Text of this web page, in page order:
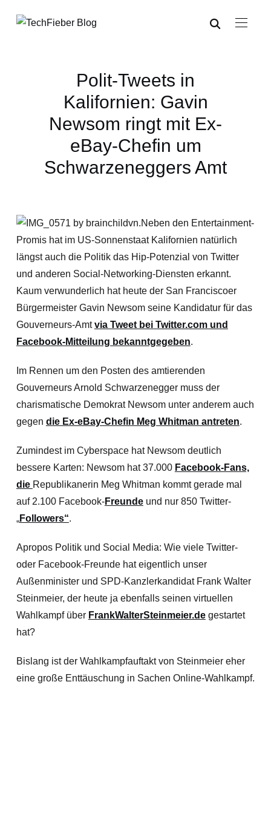
Polit-Tweets in
Kalifornien: Gavin
Newsom ringt mit Ex-
eBay-Chefin um
Schwarzeneggers Amt
Neben den Entertainment-
Promis hat im US-Sonnenstaat Kalifornien natürlich
längst auch die Politik das Hip-Potenzial von Twitter
und anderen Social-Networking-Diensten erkannt.
Kaum verwunderlich hat heute der San Franciscoer
Bürgermeister Gavin Newsom seine Kandidatur für das
Gouverneurs-Amtvia Tweet bei Twitter.com und
Facebook-Mitteilung bekanntgegeben.
Im Rennen um den Posten des amtierenden
Gouverneurs Arnold Schwarzenegger muss der
charismatische Demokrat Newsom unter anderem auch
gegen die Ex-eBay-Chefin Meg Whitman antreten.
Zumindest im Cyberspace hat Newsom deutlich
bessere Karten: Newsom hat 37.000 Facebook-Fans,
die Republikanerin Meg Whitman kommt gerade mal
auf 2.100 Facebook-Freundeund nur 850 Twitter-
„Followers“.
Apropos Politik und Social Media: Wie viele Twitter-
oder Facebook-Freunde hat eigentlich unser
Außenminister und SPD-Kanzlerkandidat Frank Walter
Steinmeier, der heute ja ebenfalls seinen virtuellen
Wahlkampf über FrankWalterSteinmeier.degestartet
hat?
Bislang ist der Wahlkampfauftakt von Steinmeier eher
eine große Enttäuschung in Sachen Online-Wahlkampf.